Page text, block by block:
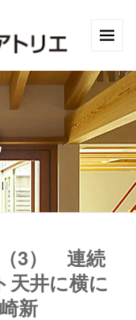
3） 連続
天井に横に
新